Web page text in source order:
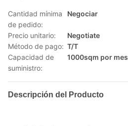
Cantidad mínima
de pedido:
Negociar
Precio unitario:
Negotiate
Método de pago: T/T
Capacidad de
suministro:
1000sqm por mes
Descripción del Producto